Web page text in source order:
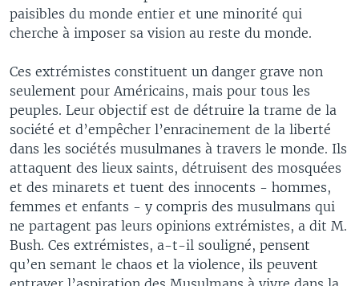
REPORTAGES
VOUS + NOUS
L'AMÉRIQUE ET VOUS
DIALOGUE DES RELIGIONS
SANGO
paisibles du monde entier et une minorité qui
cherche à imposer sa vision au reste du monde.
Ces extrémistes constituent un danger grave non
seulement pour Américains, mais pour tous les
peuples. Leur objectif est de détruire la trame de la
société et d’empêcher l’enracinement de la liberté
dans les sociétés musulmanes à travers le monde. Ils
attaquent des lieux saints, détruisent des mosquées
et des minarets et tuent des innocents - hommes,
femmes et enfants - y compris des musulmans qui
ne partagent pas leurs opinions extrémistes, a dit M.
Bush. Ces extrémistes, a-t-il souligné, pensent
qu’en semant le chaos et la violence, ils peuvent